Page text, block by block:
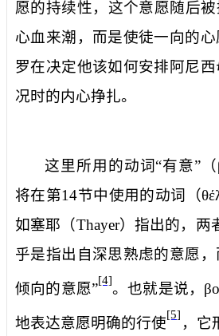
愿的持续性，这个意愿随后被
心血来潮，而是使徒一向的
罗在决定他该如何安排阿尼
况时的内心挣扎。
这里所用的动词“有意”（
将在第14节中使用的动词（
如塞耶（Thayer）指出的，两
乎是指出自深思熟虑的意愿
倾向的意愿”[4]。也就是说，
地表达意愿明确的行使[5] ，它